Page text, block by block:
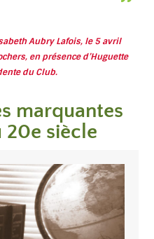
Aubry Lafois, le 5 avril
en présence d’Huguette
du Club.
marquantes
20e siècle